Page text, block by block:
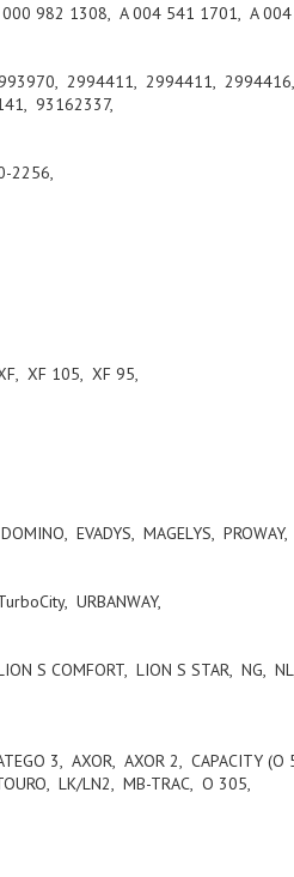
982 1308, A 004 541 1701, A
2994411, 2994411, 2994416,
93162337,
2256,
XF 105, XF 95,
EVADYS, MAGELYS, PROWAY,
URBANWAY,
S COMFORT, LION S STAR, NG,
3, AXOR, AXOR 2, CAPACITY (O
LK/LN2, MB-TRAC, O 305,